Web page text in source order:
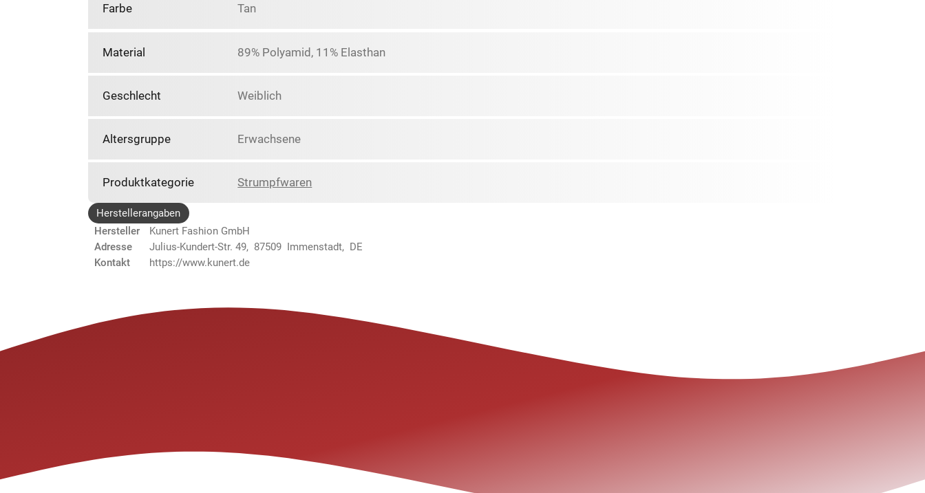
Farbe Tan
Material 89% Polyamid, 11% Elasthan
Geschlecht Weiblich
Altersgruppe Erwachsene
Produktkategorie Strumpfwaren
Herstellerangaben
Hersteller
Kunert Fashion GmbH
Adresse
Julius-Kundert-Str. 49, 87509 Immenstadt, DE
Kontakt
https://www.kunert.de